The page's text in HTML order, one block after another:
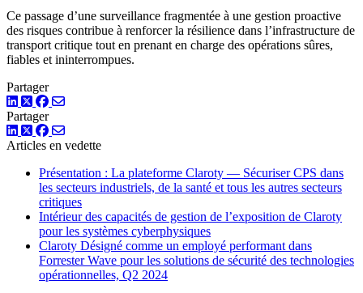
Ce passage d’une surveillance fragmentée à une gestion proactive
des risques contribue à renforcer la résilience dans l’infrastructure de
transport critique tout en prenant en charge des opérations sûres,
fiables et ininterrompues.
Partager
LinkedIn
TwitterFacebook
Partager
LinkedIn
TwitterFacebook
Articles en vedette
Présentation : La plateforme Claroty — Sécuriser CPS dans
les secteurs industriels, de la santé et tous les autres secteurs
critiques
Intérieur des capacités de gestion de l’exposition de Claroty
pour les systèmes cyberphysiques
Claroty Désigné comme un employé performant dans
Forrester Wave pour les solutions de sécurité des technologies
opérationnelles, Q2 2024